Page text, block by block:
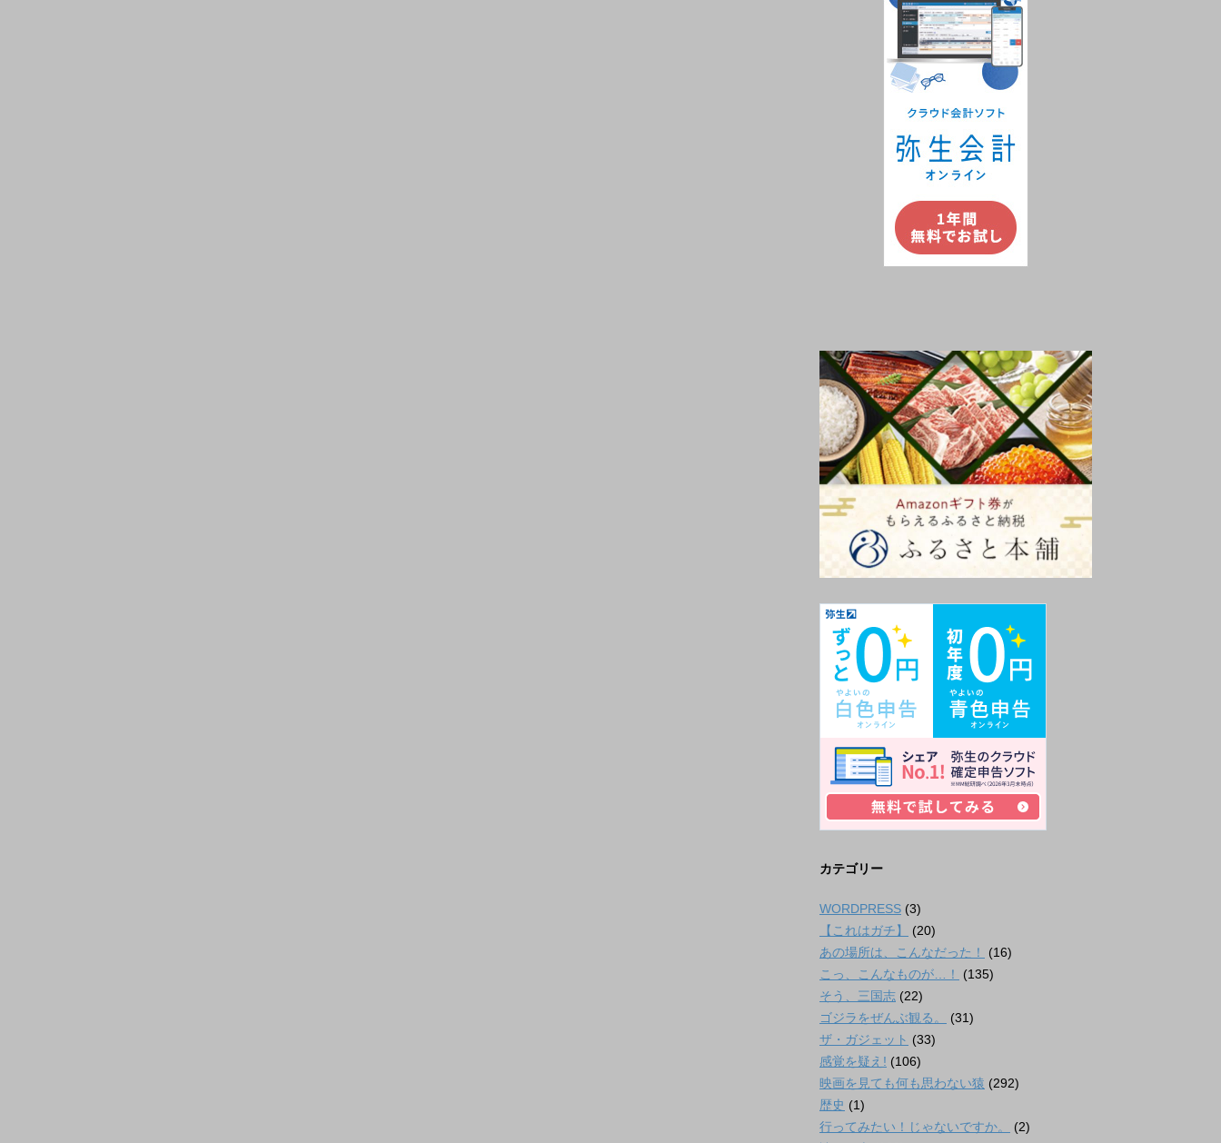
カテゴリー
WORDPRESS (3)
【これはガチ】
(20)
あの場所は、こんなだった！
(16)
こっ、こんなものが…！
(135)
そう、三国志 (22)
ゴジラをぜんぶ観る。
(31)
ザ・ガジェット (33)
感覚を疑え! (106)
映画を見ても何も思わない猿 (292)
歴史 (1)
行ってみたい！じゃないですか。
(2)